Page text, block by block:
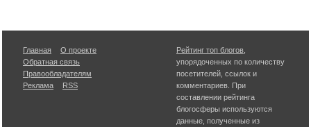
Главная
О проекте
Обратная связь
Правообладателям
Реклама
RSS
Рейтинг топ блогов
упорядоченных по количеству
посетителей, ссылок и
комментариев. При
составлении рейтинга
блогосферы используются
данные, полученные из